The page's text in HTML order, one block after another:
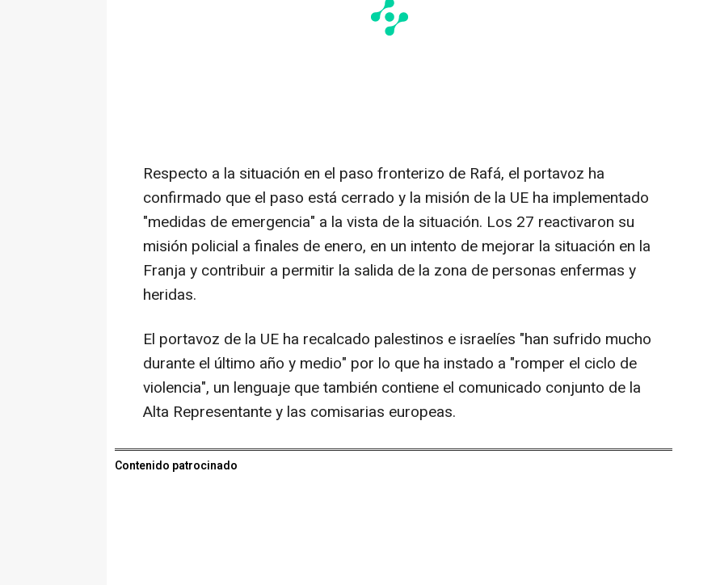
Respecto a la situación en el paso fronterizo de Rafá, el portavoz ha
confirmado que el paso está cerrado y la misión de la UE ha implementado
"medidas de emergencia" a la vista de la situación. Los 27 reactivaron su
misión policial a finales de enero, en un intento de mejorar la situación en la
Franja y contribuir a permitir la salida de la zona de personas enfermas y
heridas.
El portavoz de la UE ha recalcado palestinos e israelíes "han sufrido mucho
durante el último año y medio" por lo que ha instado a "romper el ciclo de
violencia", un lenguaje que también contiene el comunicado conjunto de la
Alta Representante y las comisarias europeas.
Contenido patrocinado